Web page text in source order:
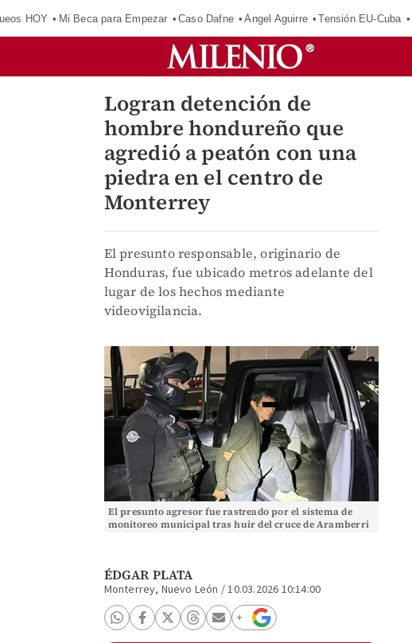
HOY Mi Beca para Empezar Caso Dafne Ángel Aguirre Tensión EU-Cuba
Logran detención de
hombre hondureño que
agredió a peatón con una
piedra en el centro de
Monterrey
El presunto responsable, originario de
Honduras, fue ubicado metros adelante del
lugar de los hechos mediante
videovigilancia.
El presunto agresor fue rastreado por el sistema de
monitoreo municipal tras huir del cruce de Aramberri
ÉDGAR PLATA
Monterrey, Nuevo León /10.03.2026 10:14:00